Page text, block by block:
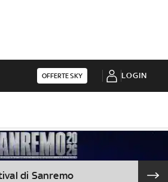
OFFERTE SKY LOGIN
di Sanremo